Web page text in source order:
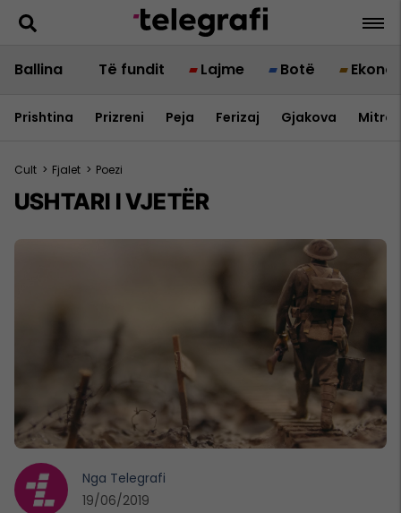
Ballina Të fundit Lajme Botë
Prishtina Prizreni Peja Ferizaj Gjakova
Cult > Fjalet > Poezi
USHTARI I VJETËR
Nga Telegrafi
19/06/2019